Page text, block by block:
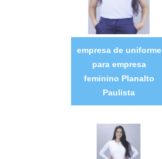
empresa de uniforme
para empresa
feminino Planalto
Paulista